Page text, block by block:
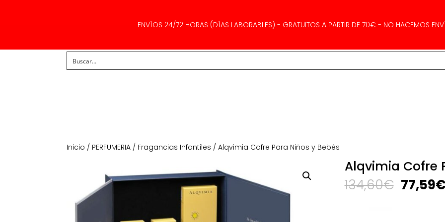
ENVÍOS 24/72 HORAS (DÍAS LABORABLES) - GRATUITOS A PARTIR DE 70€ - NO HACEMOS
Inicio / PERFUMERIA / Fragancias Infantiles / Alqvimia Cofre Para Niños y Bebés
Alqvimia Cofre
134,60€ El
precio
77,59€